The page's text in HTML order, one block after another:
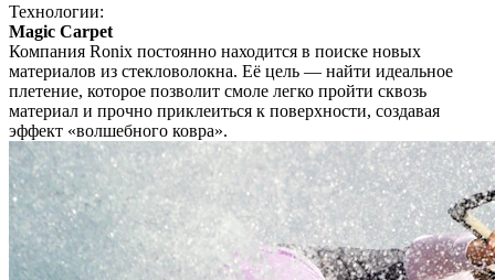
Технологии:
Magic Carpet
Компания Ronix постоянно находится в поиске новых
материалов из стекловолокна. Её цель — найти идеальное
плетение, которое позволит смоле легко пройти сквозь
материал и прочно приклеиться к поверхности, создавая
эффект «волшебного ковра».